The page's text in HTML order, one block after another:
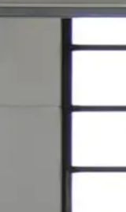
FAQ's